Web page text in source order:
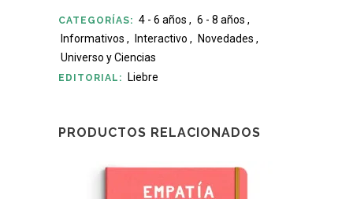
CATEGORÍAS: 4 - 6 años , 6 - 8 años ,
Informativos , Interactivo , Novedades ,
Universo y Ciencias
EDITORIAL: Liebre
PRODUCTOS RELACIONADOS